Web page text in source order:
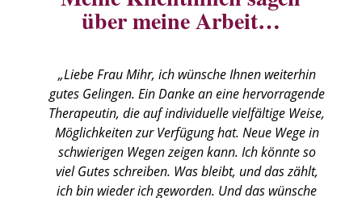
über meine Arbeit…
„Liebe Frau Mihr, ich wünsche Ihnen weiterhin
gutes Gelingen. Ein Danke an eine hervorragende
Therapeutin, die auf individuelle vielfältige Weise,
Möglichkeiten zur Verfügung hat. Neue Wege in
schwierigen Wegen zeigen kann. Ich könnte so
viel Gutes schreiben. Was bleibt, und das zählt,
ich bin wieder ich geworden. Und das wünsche